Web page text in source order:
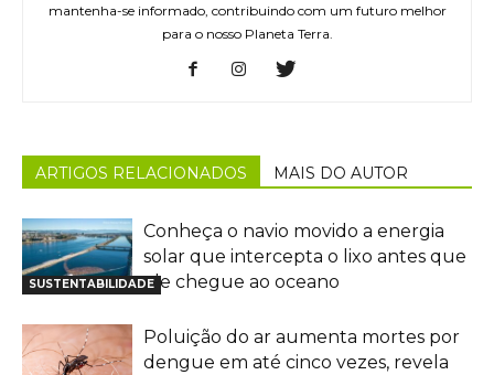
mantenha-se informado, contribuindo com um futuro melhor
para o nosso Planeta Terra.
ARTIGOS RELACIONADOS MAIS DO AUTOR
SUSTENTABILIDADE
Conheça o navio movido a energia
solar que intercepta o lixo antes que
ele chegue ao oceano
Poluição do ar aumenta mortes por
dengue em até cinco vezes, revela